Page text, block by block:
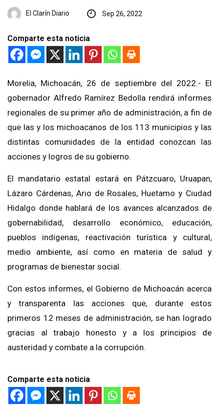
El Clarín Diario Sep 26, 2022
Comparte esta noticia
Morelia, Michoacán, 26 de septiembre del 2022.- El
gobernador Alfredo Ramírez Bedolla rendirá informes
regionales de su primer año de administración, a fin de
que las y los michoacanos de los 113 municipios y las
distintas comunidades de la entidad conozcan las
acciones y logros de su gobierno.
El mandatario estatal estará en Pátzcuaro, Uruapan,
Lázaro Cárdenas, Ario de Rosales, Huetamo y Ciudad
Hidalgo donde hablará de los avances alcanzados de
gobernabilidad, desarrollo económico, educación,
pueblos indígenas, reactivación turística y cultural,
medio ambiente, así como en materia de salud y
programas de bienestar social.
Con estos informes, el Gobierno de Michoacán acerca
y transparenta las acciones que, durante estos
primeros 12 meses de administración, se han logrado
gracias al trabajo honesto y a los principios de
austeridad y combate a la corrupción.
Comparte esta noticia